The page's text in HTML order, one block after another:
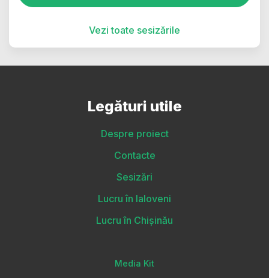
Vezi toate sesizările
Legături utile
Despre proiect
Contacte
Sesizări
Lucru în Ialoveni
Lucru în Chișinău
Media Kit